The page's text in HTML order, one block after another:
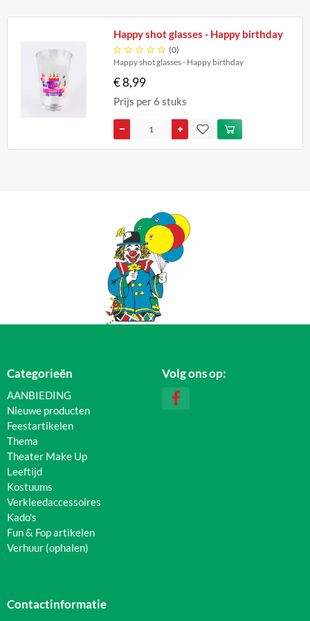
Happy shot glasses - Happy birthday
     (0)
Happy shot glasses - Happy birthday
€ 8,99
Prijs per 6 stuks
Categorieën
AANBIEDING
Nieuwe producten
Feestartikelen
Thema
Theater Make Up
Leeftijd
Kostuums
Verkleedaccessoires
Kado's
Fun & Fop artikelen
Verhuur (ophalen)
Volg ons op:
Contactinformatie